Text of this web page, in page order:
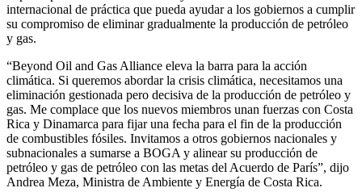
internacional de práctica que pueda ayudar a los gobiernos a cumplir
su compromiso de eliminar gradualmente la producción de petróleo
y gas.
“Beyond Oil and Gas Alliance eleva la barra para la acción
climática. Si queremos abordar la crisis climática, necesitamos una
eliminación gestionada pero decisiva de la producción de petróleo y
gas. Me complace que los nuevos miembros unan fuerzas con Costa
Rica y Dinamarca para fijar una fecha para el fin de la producción
de combustibles fósiles. Invitamos a otros gobiernos nacionales y
subnacionales a sumarse a BOGA y alinear su producción de
petróleo y gas de petróleo con las metas del Acuerdo de París”, dijo
Andrea Meza, Ministra de Ambiente y Energía de Costa Rica.